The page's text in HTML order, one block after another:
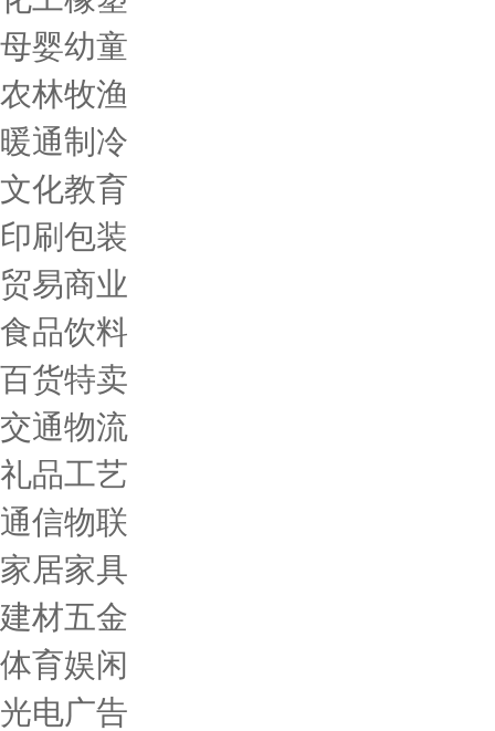
母婴幼童
农林牧渔
暖通制冷
文化教育
印刷包装
贸易商业
食品饮料
百货特卖
交通物流
礼品工艺
通信物联
家居家具
建材五金
体育娱闲
光电广告